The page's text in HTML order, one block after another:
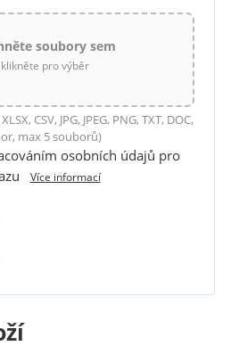
soubory sem
pro výběr
CSV, JPG, JPEG, PNG, TXT, DOC,
max 5 souborů)
osobních údajů pro
Více informací